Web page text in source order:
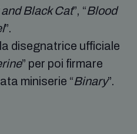
Black Cat”, “Blood
”.
disegnatrice ufficiale
” per poi firmare
miniserie “Binary”.